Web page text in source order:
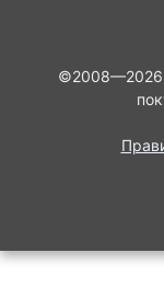
©2008—2026